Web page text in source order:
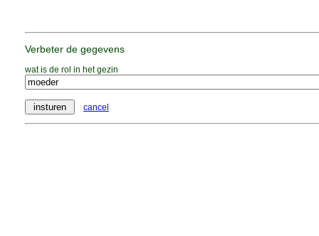
Verbeter de gegevens
wat is de rol in het gezin
cancel